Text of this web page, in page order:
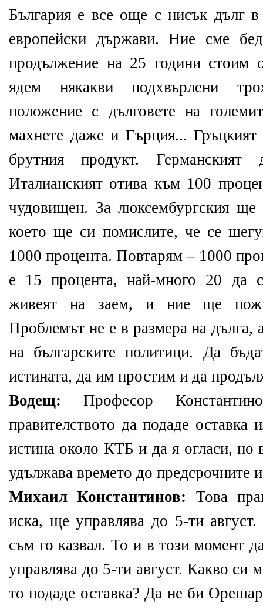
България е все още с нисък дълг в
европейски държави. Ние сме
продължение на 25 години стоим
ядем някакви подхвърлени
положение с дълговете на
махнете даже и Гърция...
брутния продукт.
Италианският отива към 100
чудовищен. За люксембургския
което ще си помислите, че се
1000 процента. Повтарям – 1000
е 15 процента, най-много 20 да
живеят на заем, и ние ще
Проблемът не е в размера на дълга,
на българските политици. Да
истината, да им простим и да
Водещ: Професор
правителството да подаде оставка
истина около КТБ и да я огласи, но
удължава времето до предсрочните
Михаил Константинов: Това
иска, ще управлява до 5-ти
съм го казвал. То и в този момент
управлява до 5-ти август. Какво си
то подаде оставка? Да не би